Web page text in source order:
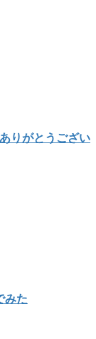
りがとうござい
みた